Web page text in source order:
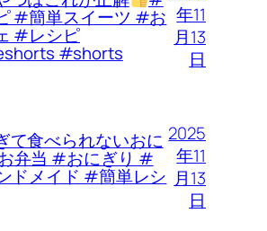
#簡単スイーツ #お
#レシピ
#shorts
年11
月13
日
て食べられないおに
弁当 #おにぎり #
ドメイド #簡単レシ
2025
年11
月13
日